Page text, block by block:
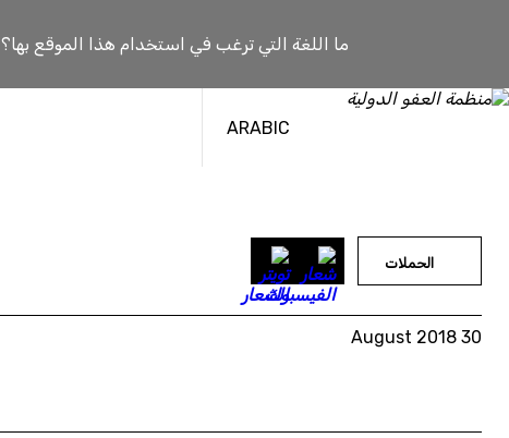
ما اللغة التي ترغب في استخدام هذا الموقع بها؟
ARABIC
الحملات
30 August 2018